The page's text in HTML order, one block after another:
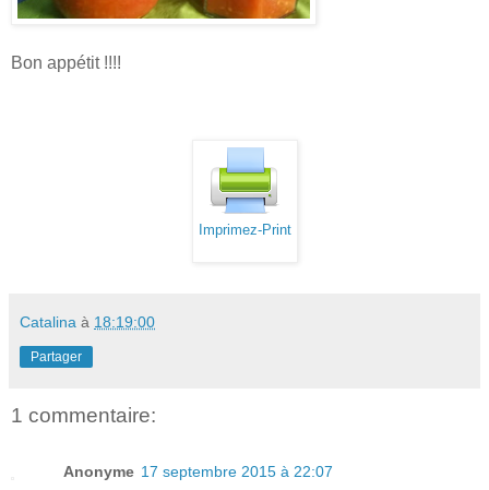
Bon appétit !!!!
Imprimez-Print
Catalina à 18:19:00
Partager
1 commentaire:
Anonyme 17 septembre 2015 à 22:07